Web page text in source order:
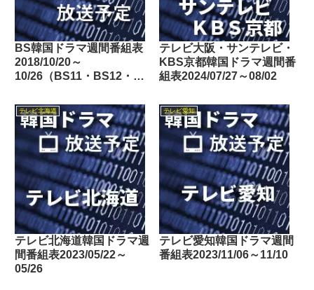
BS韓国ドラマ週間番組表
2018/10/20～
10/26（BS11・BS12・
テレビ大阪・サンテレビ・
KBS京都韓国ドラマ週間番
組表2024/07/27～08/02
テレビ北海道
テレビ北海道韓国ドラマ週
間番組表2023/05/22～
05/26
テレビ愛知
テレビ愛知韓国ドラマ週間
番組表2023/11/06～11/10